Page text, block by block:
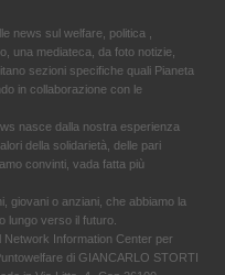
news sul welfare, politica ,
una mediateca, da foto notizie,
sezioni specifiche quali Pianeta
in collaborazione con le
nasce dalla nostra esperienza
della solidarietà, delle pari
convinti, vada fatta più
giovani o anziani, che abbiamo la
lungo verso il futuro.
Information Center per
di GIANCARLO STORTI